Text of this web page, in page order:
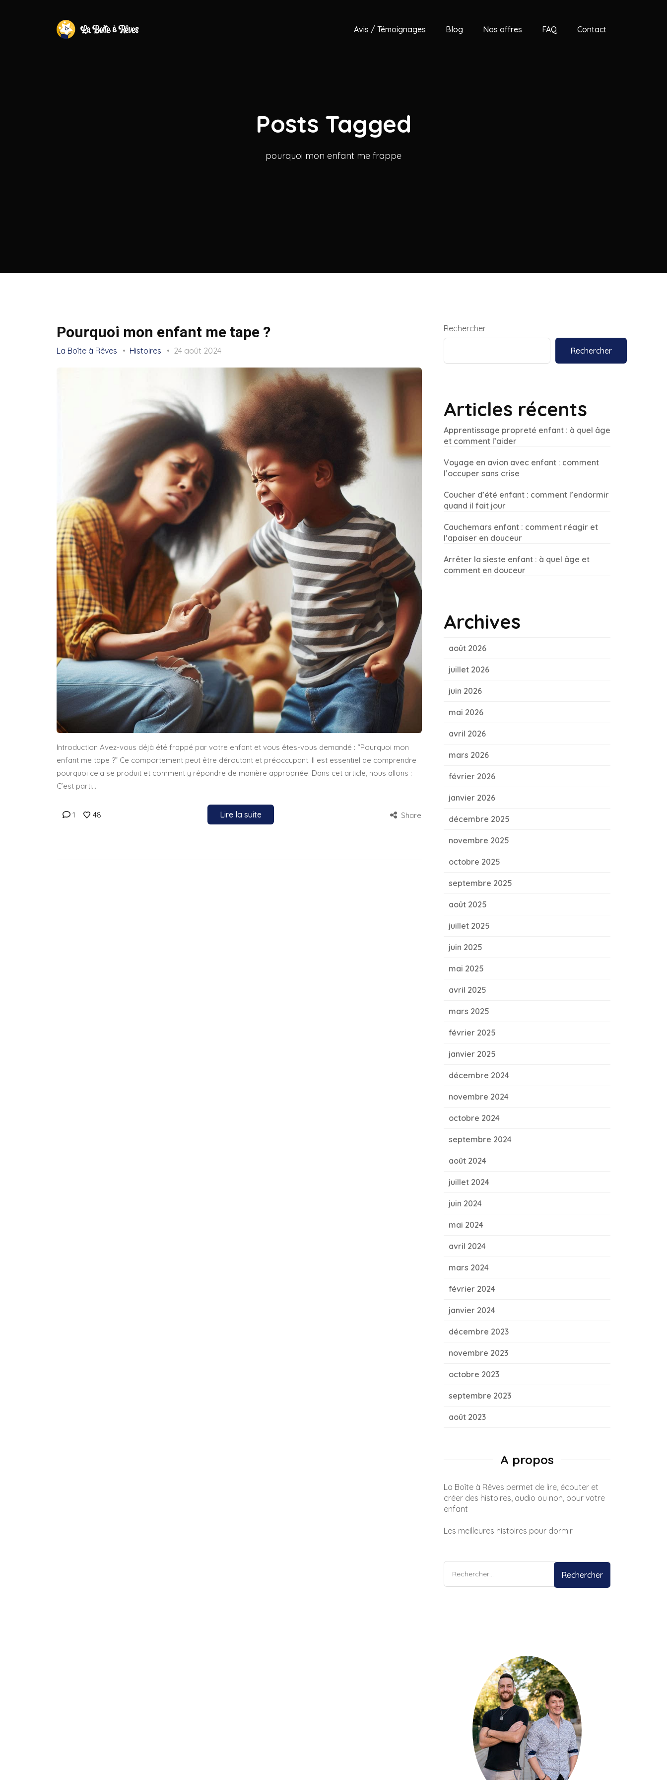
Avis / Témoignages Blog Nos offres FAQ Contact
Posts Tagged
pourquoi mon enfant me frappe
Pourquoi mon enfant me tape ?
La Boîte à Rêves Histoires 24 août 2024
Introduction Avez-vous déjà été frappé par votre enfant et vous êtes-vous demandé : “Pourquoi mon
enfant me tape ?” Ce comportement peut être déroutant et préoccupant. Il est essentiel de comprendre
pourquoi cela se produit et comment y répondre de manière appropriée. Dans cet article, nous allons :
C’est parti…
1 48 Lire la suite Share
Rechercher
Rechercher
Articles récents
Apprentissage propreté enfant : à quel âge
et comment l’aider
Voyage en avion avec enfant : comment
l’occuper sans crise
Coucher d’été enfant : comment l’endormir
quand il fait jour
Cauchemars enfant : comment réagir et
l’apaiser en douceur
Arrêter la sieste enfant : à quel âge et
comment en douceur
Archives
août 2026
juillet 2026
juin 2026
mai 2026
avril 2026
mars 2026
février 2026
janvier 2026
décembre 2025
novembre 2025
octobre 2025
septembre 2025
août 2025
juillet 2025
juin 2025
mai 2025
avril 2025
mars 2025
février 2025
janvier 2025
décembre 2024
novembre 2024
octobre 2024
septembre 2024
août 2024
juillet 2024
juin 2024
mai 2024
avril 2024
mars 2024
février 2024
janvier 2024
décembre 2023
novembre 2023
octobre 2023
septembre 2023
août 2023
A propos
La Boîte à Rêves permet de lire, écouter et
créer des histoires, audio ou non, pour votre
enfant
Les meilleures histoires pour dormir